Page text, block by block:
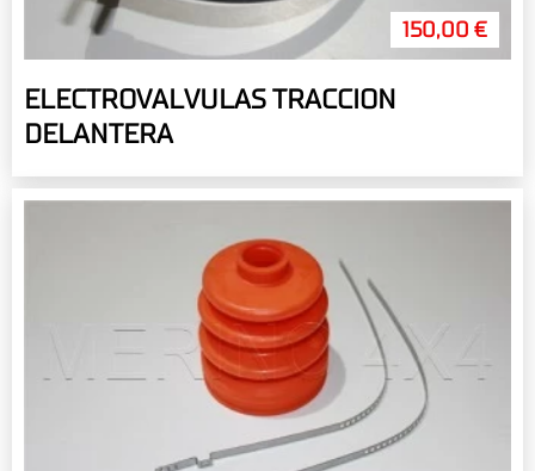
150,00 €
ELECTROVALVULAS TRACCION
DELANTERA